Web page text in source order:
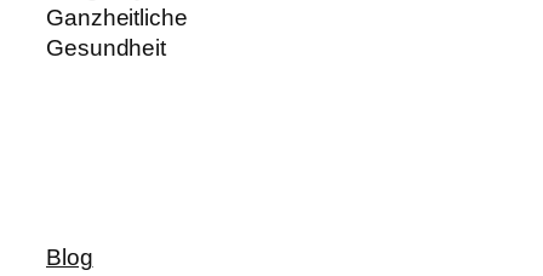
Ganzheitliche
Gesundheit
Blog